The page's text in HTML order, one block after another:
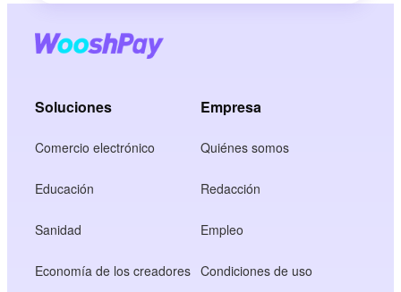
Soluciones
Comercio electrónico
Educación
Sanidad
Economía de los creadores
Empresa
Quiénes somos
Redacción
Empleo
Condiciones de uso